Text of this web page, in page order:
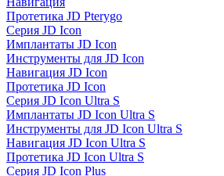
Протетика JD Pterygo
Серия JD Icon
Имплантаты JD Icon
Инструменты для JD Icon
Навигация JD Icon
Протетика JD Icon
Серия JD Icon Ultra S
Имплантаты JD Icon Ultra S
Инструменты для JD Icon Ultra S
Навигация JD Icon Ultra S
Протетика JD Icon Ultra S
Серия JD Icon Plus